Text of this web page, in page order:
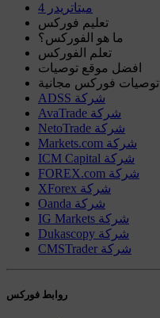
ميتاتريدر 4
تعليم فوركس
ما هو الفوركس؟
تعلم الفوركس
افضل موقع توصيات
توصيات فوركس مجانية
ADSS شركة
AvaTrade شركة
NetoTrade شركة
Markets.com شركة
ICM Capital شركة
FOREX.com شركة
XForex شركة
Oanda شركة
IG Markets شركة
Dukascopy شركة
CMSTrader شركة
روابط فوركس